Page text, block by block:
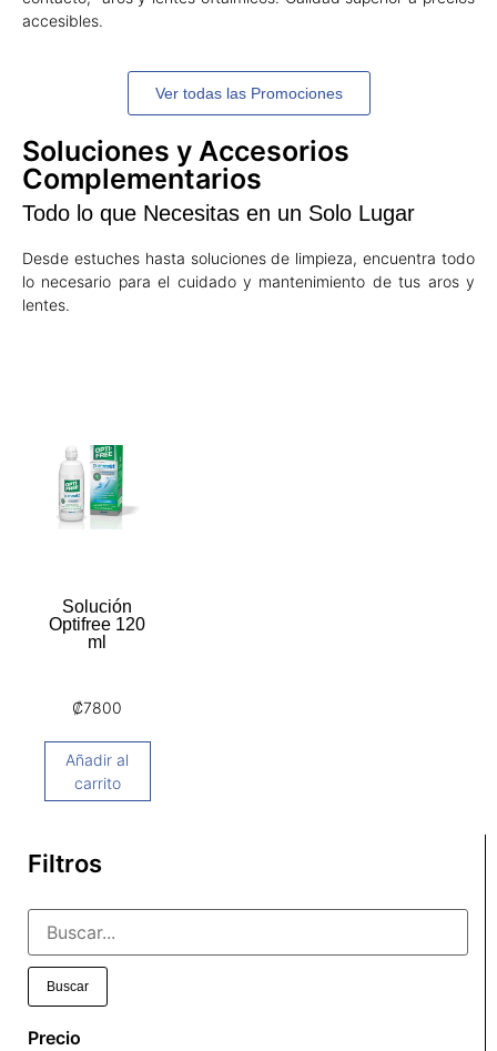
Filtros
Buscar
Precio
accesibles.
Ver todas las Promociones
Soluciones y Accesorios
Complementarios
Todo lo que Necesitas en un Solo Lugar
Desde estuches hasta soluciones de limpieza, encuentra todo
lo necesario para el cuidado y mantenimiento de tus aros y
lentes.
Solución
Optifree 120
ml
₡7800
Añadir al
carrito